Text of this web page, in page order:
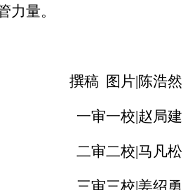
力量。
撰稿 图片|陈浩然
一审一校|赵局建
二审二校|马凡松